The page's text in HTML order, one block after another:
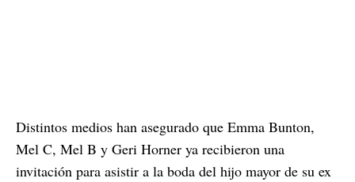
Distintos medios han asegurado que Emma Bunton,
Mel C, Mel B y Geri Horner ya recibieron una
invitación para asistir a la boda del hijo mayor de su ex